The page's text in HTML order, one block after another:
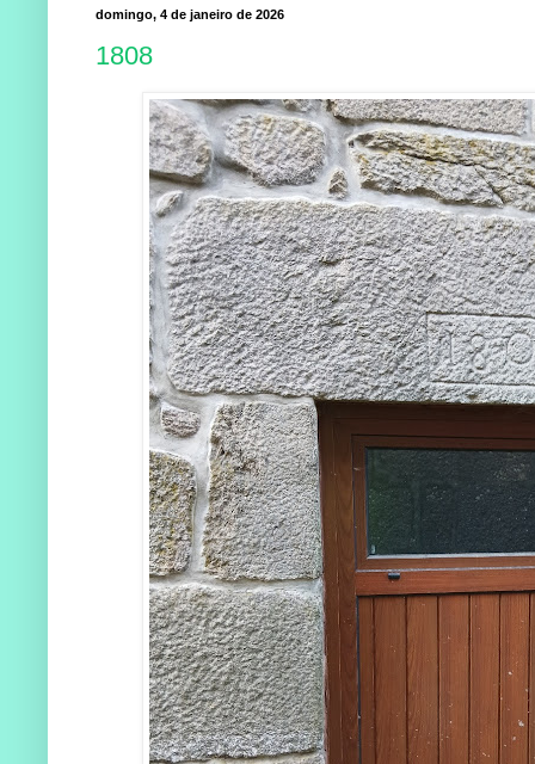
domingo, 4 de janeiro de 2026
1808